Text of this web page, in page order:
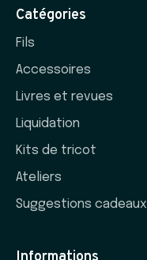
Catégories
Fils
Accessoires
Livres et revues
Liquidation
Kits de tricot
Ateliers
Suggestions cadeaux